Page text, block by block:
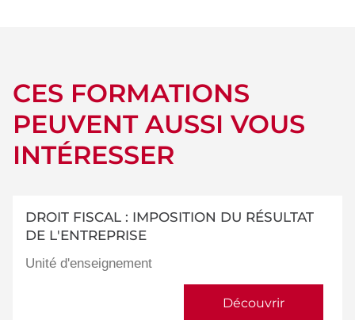
CES FORMATIONS
PEUVENT AUSSI VOUS
INTÉRESSER
DROIT FISCAL : IMPOSITION DU RÉSULTAT
DE L'ENTREPRISE
Unité d'enseignement
Découvrir